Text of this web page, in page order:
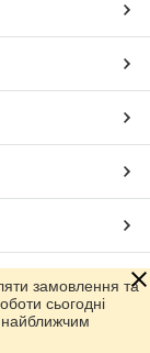
замовлення та
сьогодні